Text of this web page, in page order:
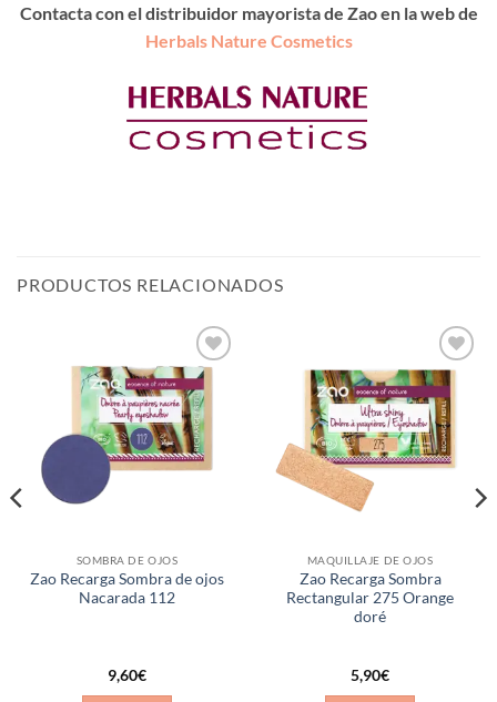
Contacta con el distribuidor mayorista de Zao en la web de
Herbals Nature Cosmetics
PRODUCTOS RELACIONADOS
Añadir
a la
lista de
deseos
SOMBRA DE OJOS
Zao Recarga Sombra de ojos
Nacarada 112
9,60€
Añadir
lista de
deseos
MAQUILLAJE DE OJOS
Zao Recarga Sombra
Rectangular 275 Orange
doré
5,90€